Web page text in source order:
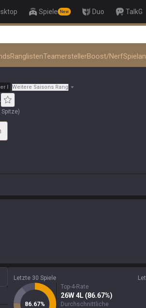
Spiele New Duo TalkG
👑 Master
RanglistenTeamerstellerBoost/Nerf
I Weitere Saisons Rang
Spitze)
Letzte 30 Spiele
86.67%
Top-4-Rate
26W4L (86.67%)
Durchschnittliche